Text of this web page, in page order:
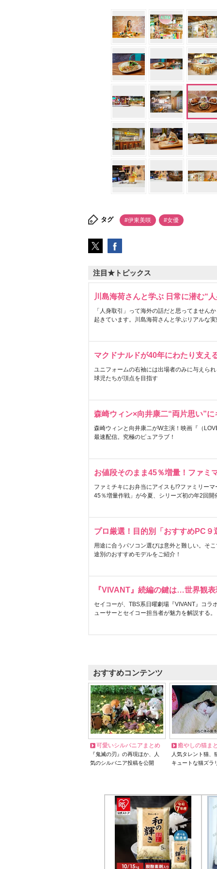
タグ #伊東美咲 #女優
注目★トピックス
川島海荷さんと学ぶ 日常に潜む“
「人身取引」って海外の話だと思ってません
起きています。川島海荷さんと学ぶリアルな
マクドナルドが40年にわたり支え
ユニフォームの右袖には出場者のみに与えら
球児たちが頂点を目指す
森崎ウィン×向井康二“両片思い”
森崎ウィンと向井康二がW主演！映画『（
最速配信。究極のピュアラブ！
お値段そのまま45％増量！ファミ
ファミチキにお弁当にアイスも!?ファミリー
45％増量作戦」が今夏、シリーズ初の年2回開
プロ厳選！目的別「おすすめPC９
用途に合うパソコン選びは意外と難しい。そ
途別のおすすめモデルをご紹介！
『VIVANT』続編の鍵は…世界観
セイコーが、TBS系日曜劇場『VIVANT』コラ
ューサーとセイコー担当者が魅力を解説する。
おすすめコンテンツ
可愛いシルバニアまとめ
『鬼滅の刃』の再現ほか、人
気のシルバニア投稿を公開
癒やしの猫ま
人気タレント猫
キュートな猫ズラ